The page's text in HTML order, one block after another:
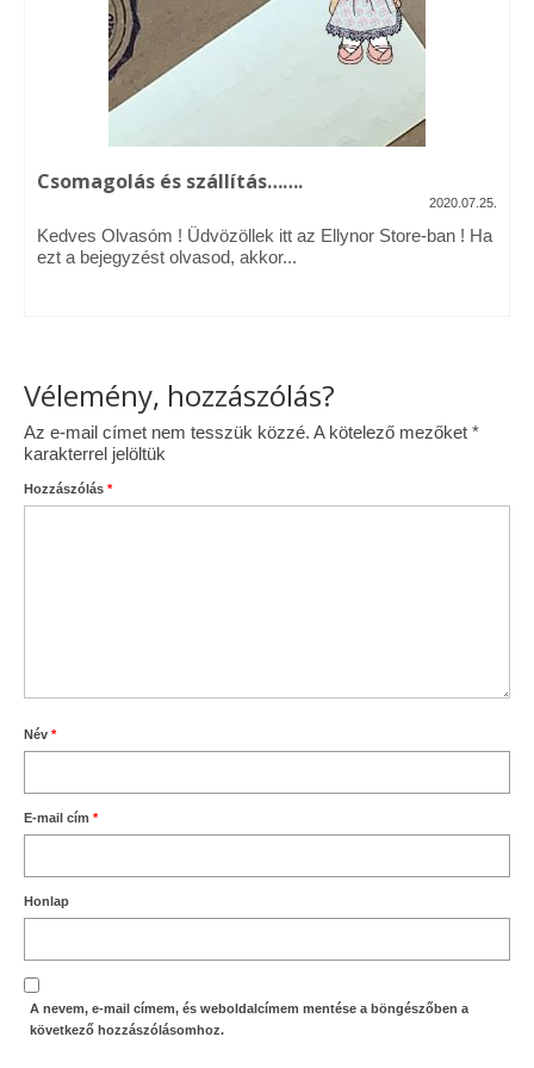
Vásárok, ahol velem is találkozhattál…
Alapanyagok, kellékek
Ellynor története
Adatkezelési tájékoztató
Csomagolás és szállítás…….
2020.07.25.
Kedves Olvasóm ! Üdvözöllek itt az Ellynor Store-ban ! Ha
ezt a bejegyzést olvasod, akkor...
Vélemény, hozzászólás?
Az e-mail címet nem tesszük közzé. A kötelező mezőket *
karakterrel jelöltük
Hozzászólás *
Név *
E-mail cím *
Honlap
A nevem, e-mail címem, és weboldalcímem mentése a böngészőben a
következő hozzászólásomhoz.